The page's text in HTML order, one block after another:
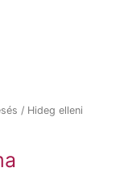
/ Hideg elleni